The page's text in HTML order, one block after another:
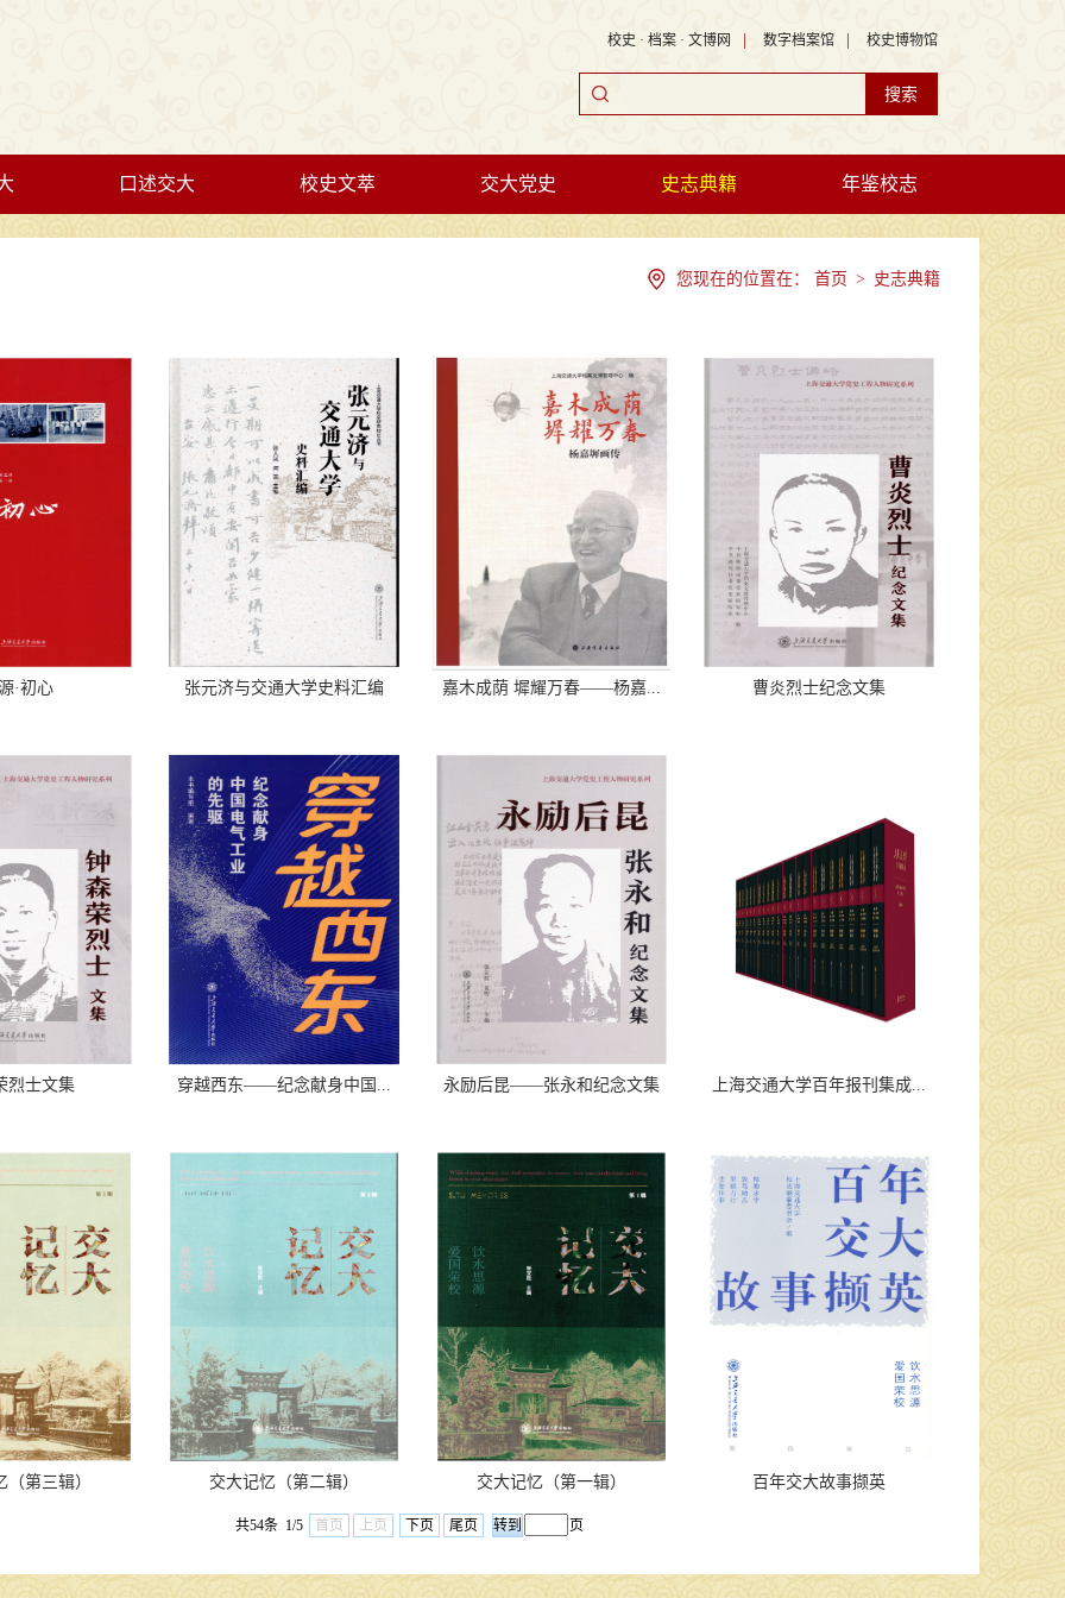
校史 · 档案 · 文博网 数字档案馆 校史博物馆
口述交大 校史文萃 交大党史 史志典籍 年鉴校志
您现在的位置在： 首页 > 史志典籍
·初心 张元济与交通大学史料汇编 嘉木成荫 墀耀万春——杨嘉... 曹炎烈士纪念文集
烈士文集 穿越西东——纪念献身中国... 永励后昆——张永和纪念文集 上海交通大学百年报刊集成...
（第三辑） 交大记忆（第二辑） 交大记忆（第一辑） 百年交大故事撷英
共54条 1/5 首页 上页 下页 尾页 页